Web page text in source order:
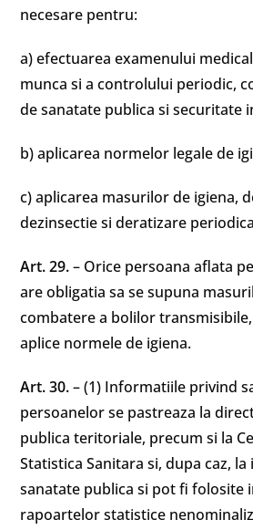
necesare pentru:
a) efectuarea examenului
munca si a controlului periodic,
de sanatate publica si securitate
b) aplicarea normelor legale de
c) aplicarea masurilor de igiena,
dezinsectie si deratizare
Art. 29.– Orice persoana aflata
are obligatia sa se supuna
combatere a bolilor
aplice normele de igiena.
Art. 30.– (1) Informatiile privind
persoanelor se pastreaza la
publica teritoriale, precum si la
Statistica Sanitara si, dupa caz,
sanatate publica si pot fi folosite
rapoartelor statistice